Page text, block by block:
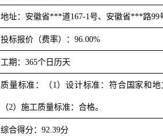
地址：安徽省***道167-1号、安徽省***路99
投标报价（费率）：96.00%
工期：365个日历天
质量标准：（ 1 ）设计标准：符合国家和
（2）施工质量标准：合格。
综合得分：92.39分